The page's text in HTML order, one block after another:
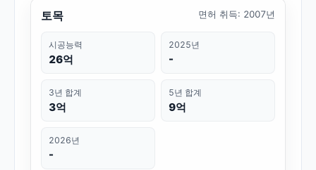
토목 면허 취득: 2007년
시공능력
26억
2025년
-
3년 합계
3억
5년 합계
9억
2026년
-